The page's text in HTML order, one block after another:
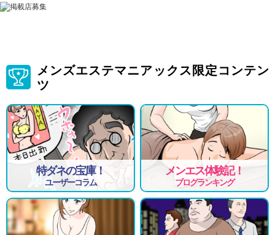
メンズエステマニアックス限定コンテン
ツ
特ダネの宝庫！
ユーザーコラム
メンエス体験記！
ブログランキング